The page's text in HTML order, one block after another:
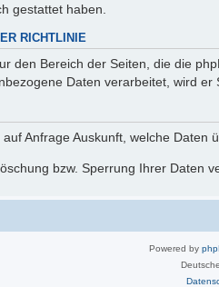
gestattet haben.
RICHTLINIE
den Bereich der Seiten, die die
Daten verarbeitet, wird
Anfrage Auskunft, welche Daten
bzw. Sperrung Ihrer Daten
Powered by